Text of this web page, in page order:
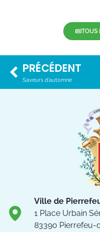
TOUS
PRÉCÉDENT
Saveurs d’automne
Ville de
1 Place Urbain
83390 Pierrefeu-